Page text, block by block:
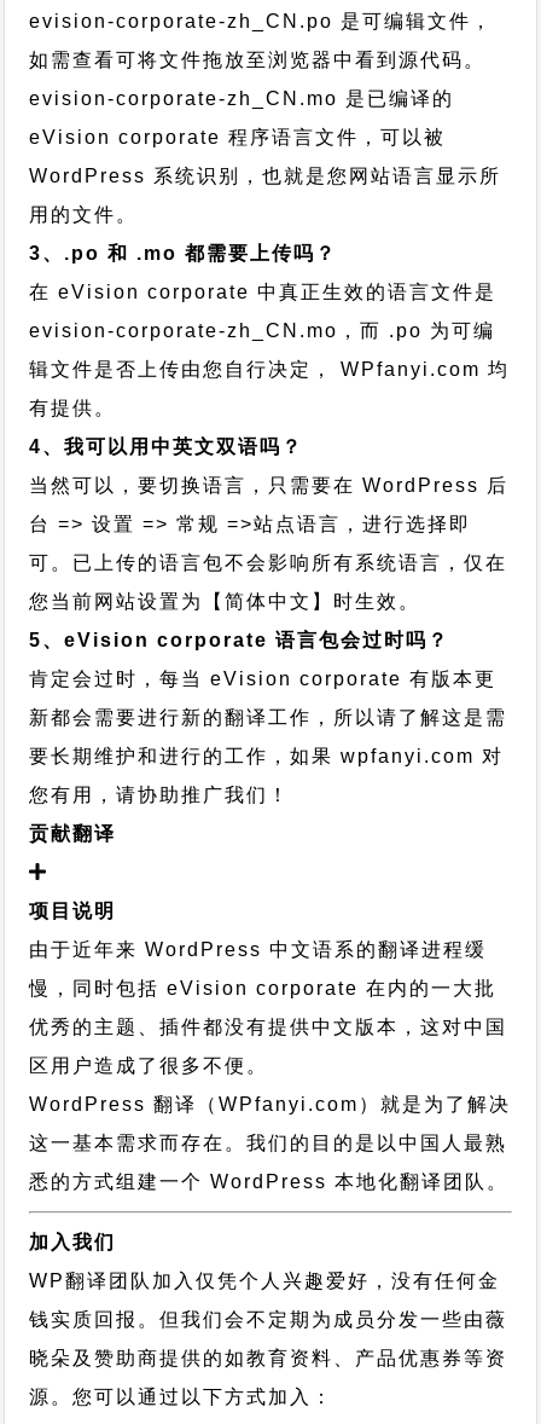
evision-corporate-zh_CN.po 是可编辑文件，
如需查看可将文件拖放至浏览器中看到源代码。
evision-corporate-zh_CN.mo 是已编译的
eVision corporate 程序语言文件，可以被
WordPress 系统识别，也就是您网站语言显示所
用的文件。
3、.po 和 .mo 都需要上传吗？
在 eVision corporate 中真正生效的语言文件是
evision-corporate-zh_CN.mo，而 .po 为可编
辑文件是否上传由您自行决定， WPfanyi.com 均
有提供。
4、我可以用中英文双语吗？
当然可以，要切换语言，只需要在 WordPress 后
台 => 设置 => 常规 =>站点语言，进行选择即
可。已上传的语言包不会影响所有系统语言，仅在
您当前网站设置为【简体中文】时生效。
5、eVision corporate 语言包会过时吗？
肯定会过时，每当 eVision corporate 有版本更
新都会需要进行新的翻译工作，所以请了解这是需
要长期维护和进行的工作，如果 wpfanyi.com 对
您有用，请协助推广我们！
贡献翻译
项目说明
由于近年来 WordPress 中文语系的翻译进程缓
慢，同时包括 eVision corporate 在内的一大批
优秀的主题、插件都没有提供中文版本，这对中国
区用户造成了很多不便。
WordPress 翻译（WPfanyi.com） 就是为了解决
这一基本需求而存在。我们的目的是以中国人最熟
悉的方式组建一个 WordPress 本地化翻译团队。
加入我们
WP翻译团队加入仅凭个人兴趣爱好，没有任何金
钱实质回报。但我们会不定期为成员分发一些由薇
晓朵及赞助商提供的如教育资料、产品优惠券等资
源。您可以通过以下方式加入：